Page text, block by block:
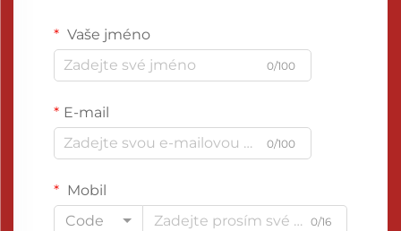
Vaše jméno
0/100
E-mail
0/100
Mobil
Code
0/16